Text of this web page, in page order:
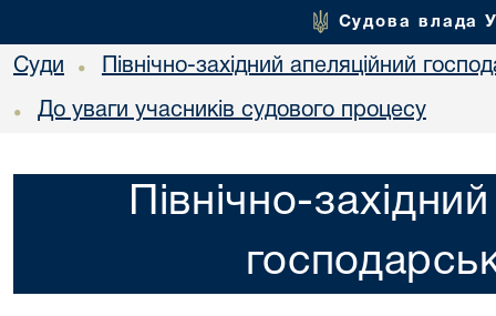
Судова влада
Суди • Північно-західний апеляційний
• До уваги учасників судового процесу
Північно-